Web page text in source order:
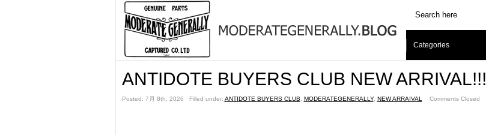
Categories
ANTIDOTE BUYERS CLUB NEW ARRIVAL!!!
Posted: 7月 8th, 2026 ˑ Filled under: ANTIDOTE BUYERS CLUB MODERATEGENERALLY, NEW ARRAIVAL ˑ Comments Closed